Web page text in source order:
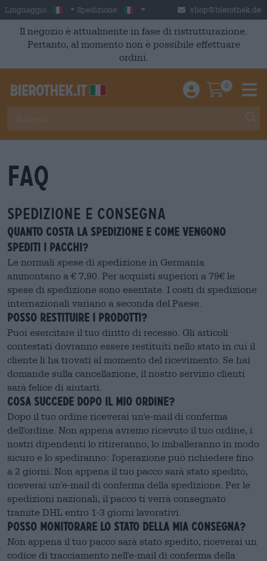
Skip to main content
Linguaggio: Italian
Spedizione: Italia shop@bierothek.de
Il negozio è attualmente in fase di ristrutturazione.
Pertanto, al momento non è possibile effettuare
ordini.
Einloggen /
0
FAQ
SPEDIZIONE E CONSEGNA
Quanto costa la spedizione e come vengono
spediti i pacchi?
Le normali spese di spedizione in Germania
ammontano a € 7,90. Per acquisti superiori a 79€ le
spese di spedizione sono esentate. I costi di spedizione
internazionali variano a seconda del Paese.
Posso restituire i prodotti?
Puoi esercitare il tuo diritto di recesso. Gli articoli
contestati dovranno essere restituiti nello stato in cui il
cliente li ha trovati al momento del ricevimento. Se hai
domande sulla cancellazione, il nostro servizio clienti
sarà felice di aiutarti.
Cosa succede dopo il mio ordine?
Dopo il tuo ordine riceverai un'e-mail di conferma
dell'ordine. Non appena avremo ricevuto il tuo ordine, i
nostri dipendenti lo ritireranno, lo imballeranno in modo
sicuro e lo spediranno: l'operazione può richiedere fino
a 2 giorni. Non appena il tuo pacco sarà stato spedito,
riceverai un'e-mail di conferma della spedizione. Per le
spedizioni nazionali, il pacco ti verrà consegnato
tramite DHL entro 1-3 giorni lavorativi.
Posso monitorare lo stato della mia consegna?
Non appena il tuo pacco sarà stato spedito, riceverai un
codice di tracciamento nell'e-mail di conferma della